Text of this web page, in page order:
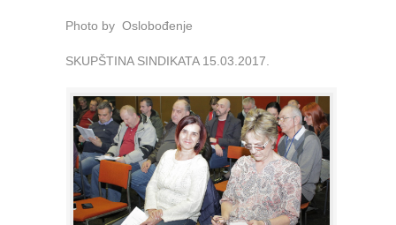
Photo by Oslobođenje
SKUPŠTINA SINDIKATA 15.03.2017.